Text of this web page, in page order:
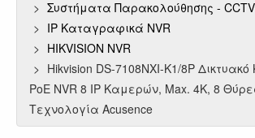
Συστήματα Παρακολούθησης - CCTV
IP Καταγραφικά NVR
HIKVISION NVR
Hikvision DS-7108NXI-K1/8P
PoE NVR 8 IP Καμερών, Max. 4Κ, 8
Τεχνολογία Acusence